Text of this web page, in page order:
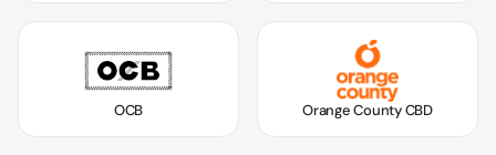
OCB Orange County CBD